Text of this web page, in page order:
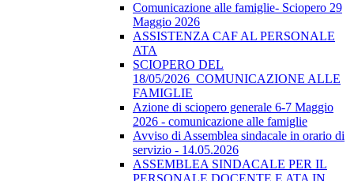
Comunicazione alle famiglie- Sciopero 29
Maggio 2026
ASSISTENZA CAF AL PERSONALE
ATA
SCIOPERO DEL
18/05/2026_COMUNICAZIONE ALLE
FAMIGLIE
Azione di sciopero generale 6-7 Maggio
2026 - comunicazione alle famiglie
Avviso di Assemblea sindacale in orario di
servizio - 14.05.2026
ASSEMBLEA SINDACALE PER IL